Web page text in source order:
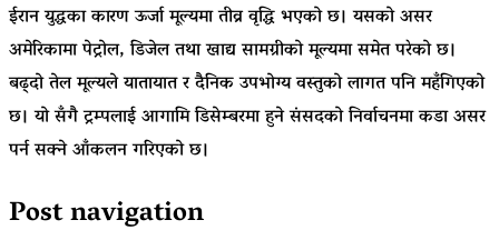
ईरान युद्धका कारण ऊर्जा मूल्यमा तीव्र वृद्धि भएको छ। यसको असर
अमेरिकामा पेट्रोल, डिजेल तथा खाद्य सामग्रीको मूल्यमा समेत परेको छ।
बढ्दो तेल मूल्यले यातायात र दैनिक उपभोग्य वस्तुको लागत पनि महँगिएको
छ। यो सँगै ट्रम्पलाई आगामि डिसेम्बरमा हुने संसदको निर्वाचनमा कडा असर
पर्न सक्ने आँकलन गरिएको छ।
Post navigation